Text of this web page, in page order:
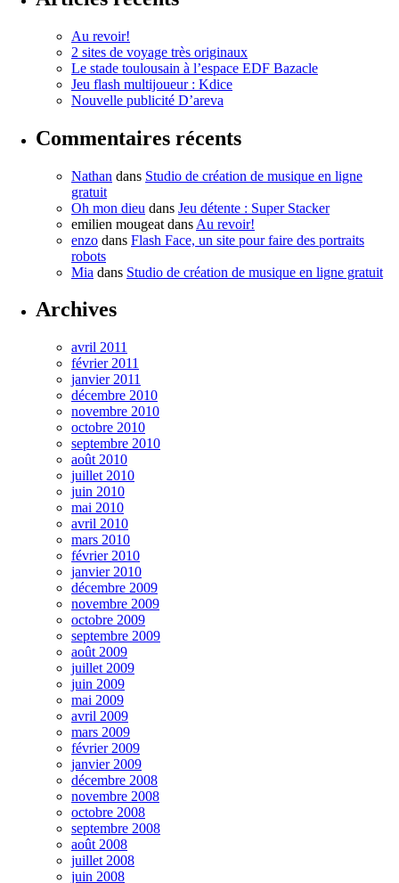
Au revoir!
2 sites de voyage très originaux
Le stade toulousain à l’espace EDF Bazacle
Jeu flash multijoueur : Kdice
Nouvelle publicité D’areva
Commentaires récents
Nathan dans Studio de création de musique en ligne
gratuit
Oh mon dieu dans Jeu détente : Super Stacker
emilien mougeat dans Au revoir!
enzo dans Flash Face, un site pour faire des portraits
robots
Mia dans Studio de création de musique en ligne gratuit
Archives
avril 2011
février 2011
janvier 2011
décembre 2010
novembre 2010
octobre 2010
septembre 2010
août 2010
juillet 2010
juin 2010
mai 2010
avril 2010
mars 2010
février 2010
janvier 2010
décembre 2009
novembre 2009
octobre 2009
septembre 2009
août 2009
juillet 2009
juin 2009
mai 2009
avril 2009
mars 2009
février 2009
janvier 2009
décembre 2008
novembre 2008
octobre 2008
septembre 2008
août 2008
juillet 2008
juin 2008